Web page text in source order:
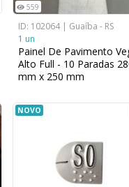
559
ID: 102064 | Guaíba - RS
1 un
Painel De Pavimento
Alto Full - 10 Paradas
mm x 250 mm
NOVO